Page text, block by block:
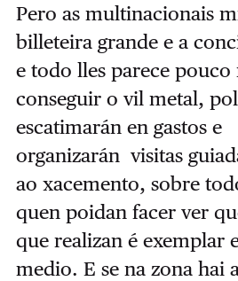
Pero as multinacionais
billeteira grande e a
e todo lles parece pouco
conseguir o vil metal,
escatimarán en gastos e
organizarán visitas
ao xacemento, sobre
quen poidan facer ver
que realizan é exemplar
medio. E se na zona hai